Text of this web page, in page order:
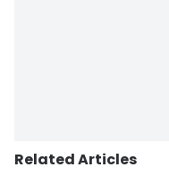
Related Articles